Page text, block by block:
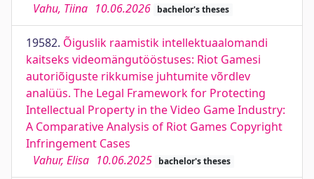
Vahu, Tiina 10.06.2026 bachelor's theses
19582. Õiguslik raamistik intellektuaalomandi
kaitseks videomängutööstuses: Riot Gamesi
autoriõiguste rikkumise juhtumite võrdlev
analüüs. The Legal Framework for Protecting
Intellectual Property in the Video Game Industry:
A Comparative Analysis of Riot Games Copyright
Infringement Cases
Vahur, Elisa 10.06.2025 bachelor's theses